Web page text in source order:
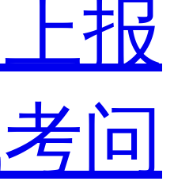
报
问